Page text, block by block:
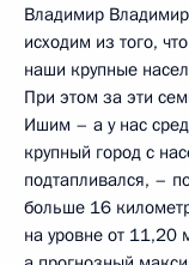
Владимир
исходим из того,
наши крупные
При этом за эти
Ишим – а у нас
крупный город с
подтапливался, –
больше 16
на уровне от